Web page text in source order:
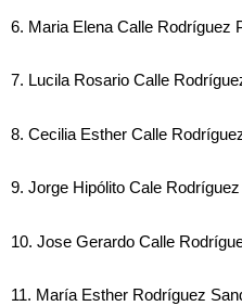
6. Maria Elena Calle Rodríguez
7. Lucila Rosario Calle
8. Cecilia Esther Calle
9. Jorge Hipólito Cale Rodríguez
10. Jose Gerardo Calle
11. María Esther Rodríguez